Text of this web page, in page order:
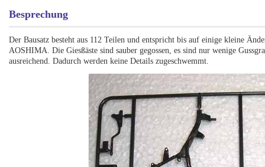
Besprechung
Der Bausatz besteht aus 112 Teilen und entspricht bis auf einige kleine
AOSHIMA. Die Giesßäste sind sauber gegossen, es sind nur wenige
ausreichend. Dadurch werden keine Details zugeschwemmt.